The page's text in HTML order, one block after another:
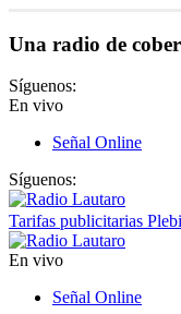
Una radio de
Síguenos:
En vivo
Señal Online
Síguenos:
Tarifas publicitarias
En vivo
Señal Online